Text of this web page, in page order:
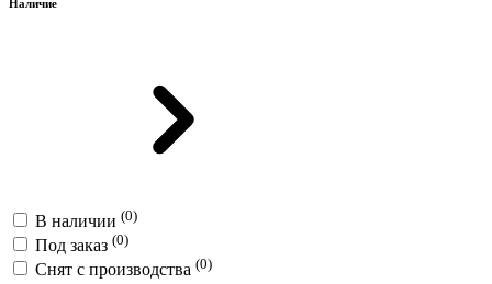
Наличие
В наличии (0)
Под заказ (0)
Снят с производства (0)